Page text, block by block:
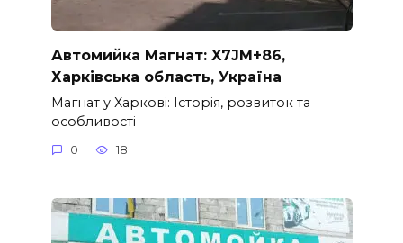
Автомийка Магнат: X7JM+86,
Харківська область, Україна
Магнат у Харкові: Історія, розвиток та
особливості
0 18